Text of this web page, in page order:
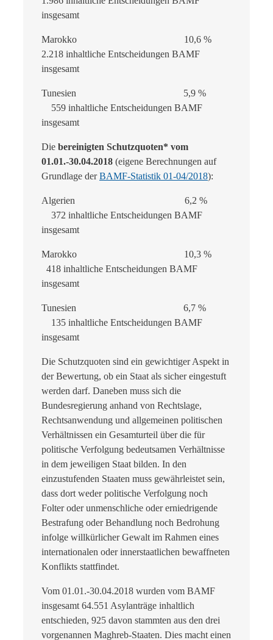
insgesamt
Marokko 10,6 %
2.218 inhaltliche Entscheidungen BAMF
insgesamt
Tunesien 5,9 %
559 inhaltliche Entscheidungen BAMF
insgesamt
Die bereinigten Schutzquoten* vom
01.01.-30.04.2018 (eigene Berechnungen auf
Grundlage derBAMF-Statistik 01-04/2018):
Algerien 6,2 %
372 inhaltliche Entscheidungen BAMF
insgesamt
Marokko 10,3 %
418 inhaltliche Entscheidungen BAMF
insgesamt
Tunesien 6,7 %
135 inhaltliche Entscheidungen BAMF
insgesamt
Die Schutzquoten sind ein gewichtiger Aspekt in
der Bewertung, ob ein Staat als sicher eingestuft
werden darf. Daneben muss sich die
Bundesregierung anhand von Rechtslage,
Rechtsanwendung und allgemeinen politischen
Verhältnissen ein Gesamturteil über die für
politische Verfolgung bedeutsamen Verhältnisse
in dem jeweiligen Staat bilden. In den
einzustufenden Staaten muss gewährleistet sein,
dass dort weder politische Verfolgung noch
Folter oder unmenschliche oder erniedrigende
Bestrafung oder Behandlung noch Bedrohung
infolge willkürlicher Gewalt im Rahmen eines
internationalen oder innerstaatlichen bewaffneten
Konflikts stattfindet.
Vom 01.01.-30.04.2018 wurden vom BAMF
insgesamt 64.551 Asylanträge inhaltlich
entschieden, 925 davon stammten aus den drei
vorgenannen Maghreb-Staaten. Dies macht einen